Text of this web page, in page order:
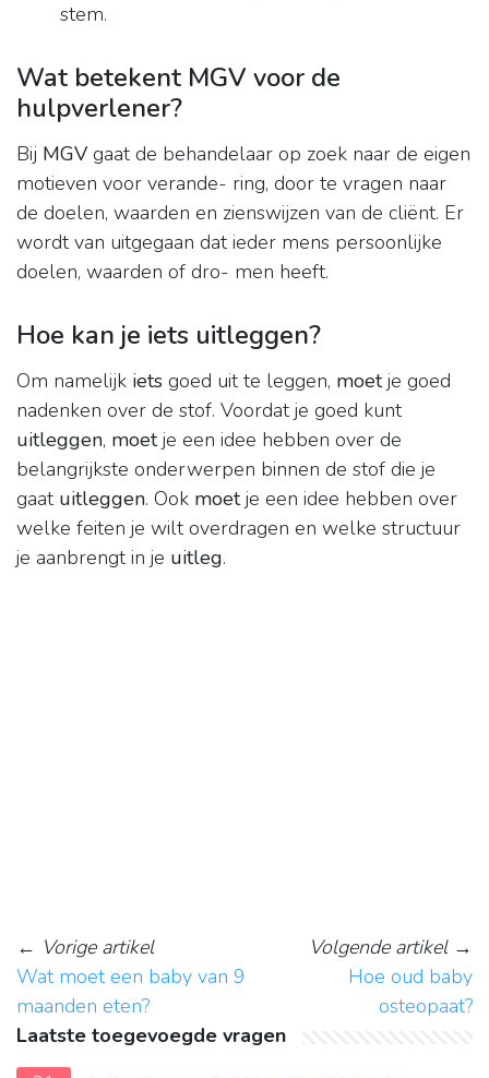
stem.
Wat betekent MGV voor de
hulpverlener?
Bij MGV gaat de behandelaar op zoek naar de eigen
motieven voor verande- ring, door te vragen naar
de doelen, waarden en zienswijzen van de cliënt. Er
wordt van uitgegaan dat ieder mens persoonlijke
doelen, waarden of dro- men heeft.
Hoe kan je iets uitleggen?
Om namelijk iets goed uit te leggen, moetje goed
nadenken over de stof. Voordat je goed kunt
uitleggen, moetje een idee hebben over de
belangrijkste onderwerpen binnen de stof die je
gaat uitleggen. Ook moetje een idee hebben over
welke feiten je wilt overdragen en welke structuur
je aanbrengt in je uitleg.
← Vorige artikel
Wat moet een baby van 9
maanden eten?
Volgende artikel→
Hoe oud baby
osteopaat?
Laatste toegevoegde vragen